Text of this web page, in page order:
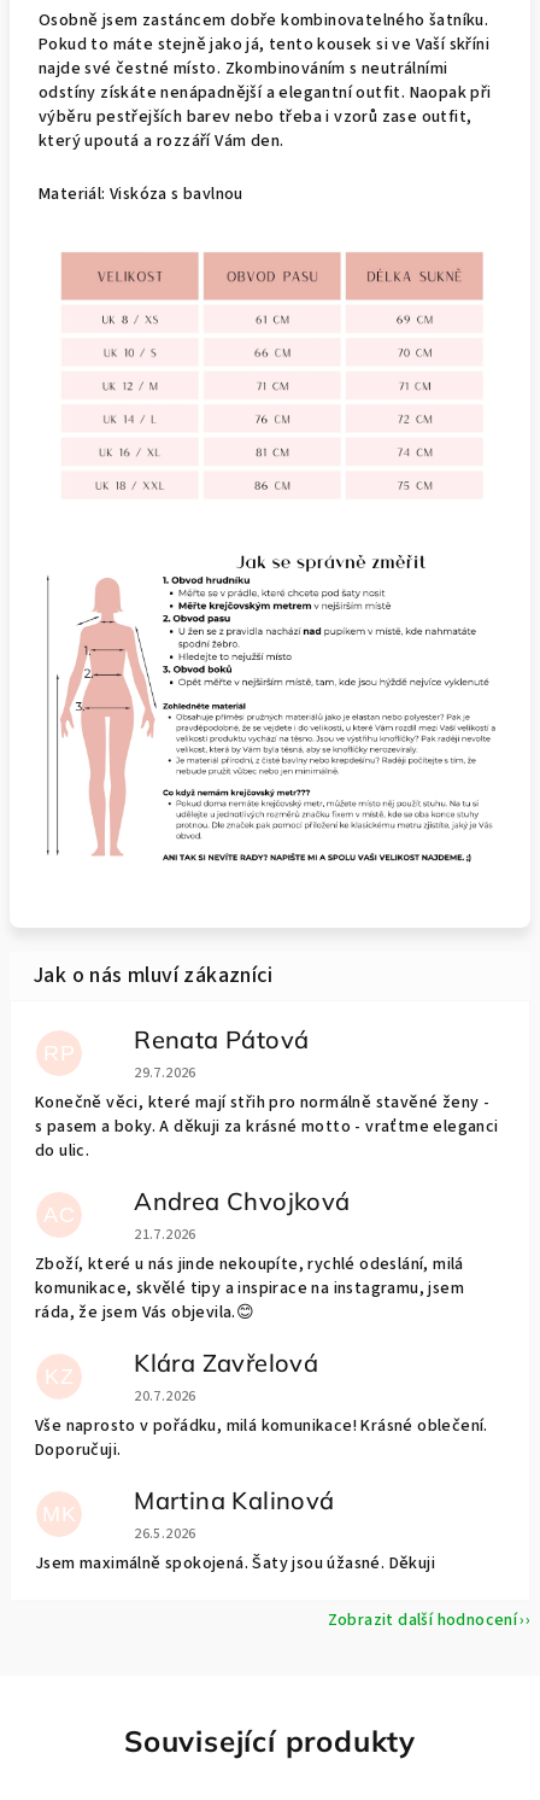
Osobně jsem zastáncem dobře kombinovatelného šatníku.
Pokud to máte stejně jako já, tento kousek si ve Vaší skříni
najde své čestné místo. Zkombinováním s neutrálními
odstíny získáte nenápadnější a elegantní outfit. Naopak při
výběru pestřejších barev nebo třeba i vzorů zase outfit,
který upoutá a rozzáří Vám den.
Materiál: Viskóza s bavlnou
RP Renata Pátová
Hodnocení obchodu je 5 z 5 hvězdiček.
29.7.2026
Konečně věci, které mají střih pro normálně stavěné ženy -
s pasem a boky. A děkuji za krásné motto - vraťtme eleganci
do ulic.
AC Andrea Chvojková
Hodnocení obchodu je 5 z 5 hvězdiček.
21.7.2026
Zboží, které u nás jinde nekoupíte, rychlé odeslání, milá
komunikace, skvělé tipy a inspirace na instagramu, jsem
ráda, že jsem Vás objevila.😊
KZ Klára Zavřelová
Hodnocení obchodu je 5 z 5 hvězdiček.
20.7.2026
Vše naprosto v pořádku, milá komunikace! Krásné oblečení.
Doporučuji.
MK Martina Kalinová
Hodnocení obchodu je 5 z 5 hvězdiček.
26.5.2026
Jsem maximálně spokojená. Šaty jsou úžasné. Děkuji
Zobrazit další hodnocení
Související produkty